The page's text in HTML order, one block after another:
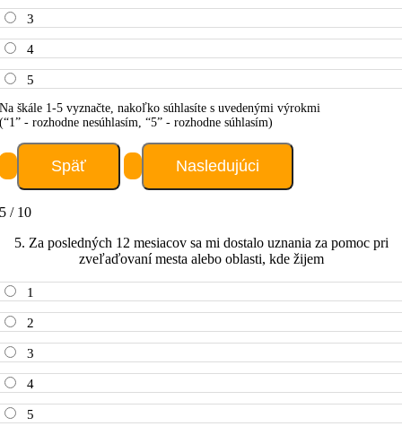
3
4
5
Na škále 1-5 vyznačte, nakoľko súhlasíte s uvedenými výrokmi
(“1” - rozhodne nesúhlasím, “5” - rozhodne súhlasím)
5 / 10
5. Za posledných 12 mesiacov sa mi dostalo uznania za pomoc pri
zveľaďovaní mesta alebo oblasti, kde žijem
1
2
3
4
5